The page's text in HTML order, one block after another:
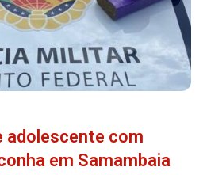
adolescente com
em Samambaia